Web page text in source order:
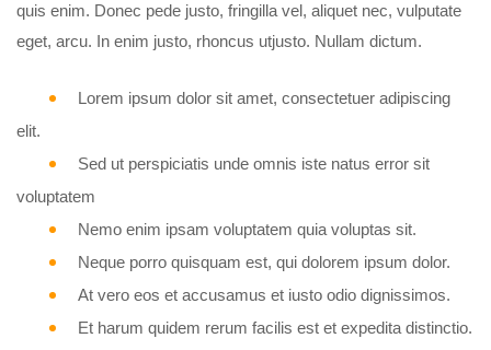
quis enim. Donec pede justo, fringilla vel, aliquet nec, vulputate
eget, arcu. In enim justo, rhoncus utjusto. Nullam dictum.
Lorem ipsum dolor sit amet, consectetuer adipiscing
elit.
Sed ut perspiciatis unde omnis iste natus error sit
voluptatem
Nemo enim ipsam voluptatem quia voluptas sit.
Neque porro quisquam est, qui dolorem ipsum dolor.
At vero eos et accusamus et iusto odio dignissimos.
Et harum quidem rerum facilis est et expedita distinctio.